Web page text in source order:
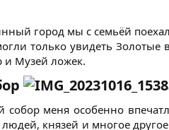
город мы с семьёй
только увидеть Золотые
и Музей ложек.​
меня особенно
князей и многое